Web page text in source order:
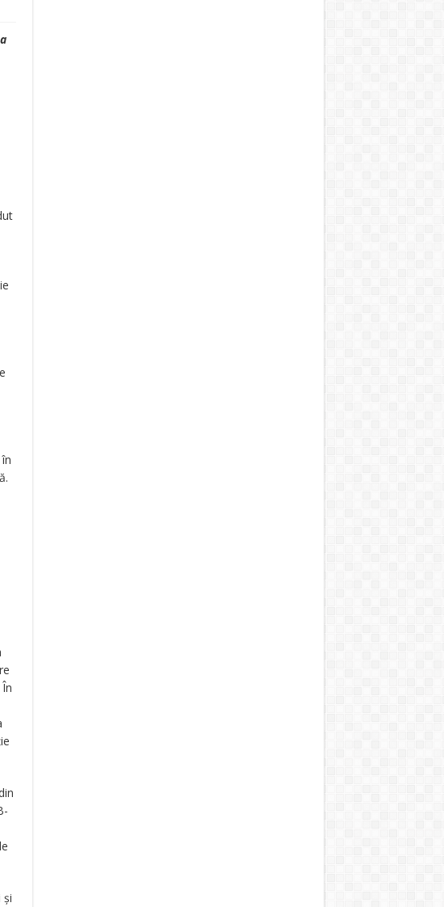
și